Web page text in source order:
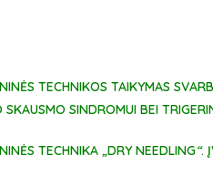
TECHNIKOS TAIKYMAS
SINDROMUI BEI
TECHNIKA „DRY NEEDLING“.